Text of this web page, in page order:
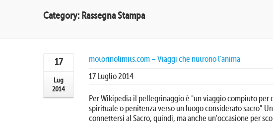
Category: Rassegna Stampa
17
Lug
2014
motorinolimits.com – Viaggi che nutrono l’anima
17 Luglio 2014
Per Wikipedia il pellegrinaggio è "un viaggio compiuto per
spirituale o penitenza verso un luogo considerato sacro".
connettersi al Sacro, quindi, ma anche un'occasione per